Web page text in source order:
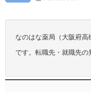
なのはな薬局（大阪府
です。転職先・就職先の